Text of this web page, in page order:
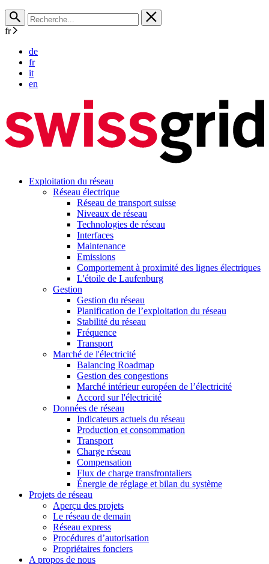
fr
de
fr
it
en
Exploitation du réseau
Réseau électrique
Réseau de transport suisse
Niveaux de réseau
Technologies de réseau
Interfaces
Maintenance
Emissions
Comportement à proximité des lignes électriques
L'étoile de Laufenburg
Gestion
Gestion du réseau
Planification de l’exploitation du réseau
Stabilité du réseau
Fréquence
Transport
Marché de l'électricité
Balancing Roadmap
Gestion des congestions
Marché intérieur européen de l’électricité
Accord sur l'électricité
Données de réseau
Indicateurs actuels du réseau
Production et consommation
Transport
Charge réseau
Compensation
Flux de charge transfrontaliers
Énergie de réglage et bilan du système
Projets de réseau
Aperçu des projets
Le réseau de demain
Réseau express
Procédures d’autorisation
Propriétaires fonciers
A propos de nous